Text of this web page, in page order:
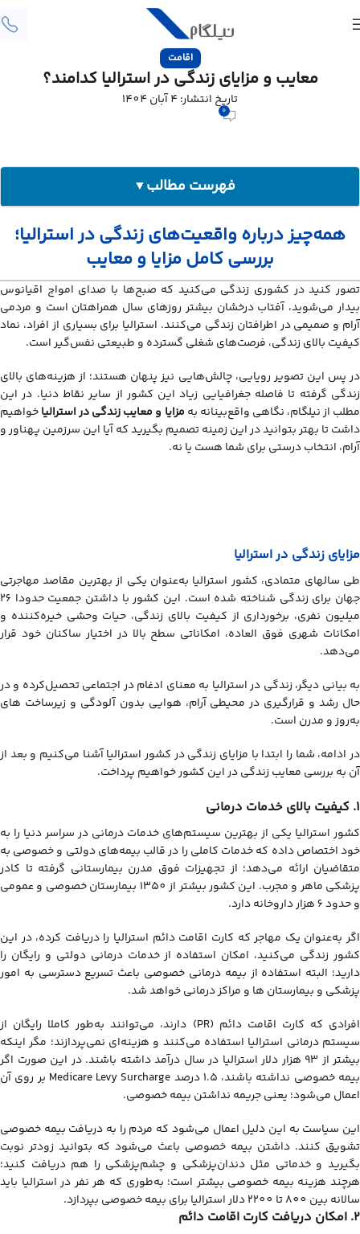
اقامت
معایب و مزایای زندگی در استرالیا کدامند؟
تاریخ انتشار: 4 آبان 1404
0
فهرست مطالب▼
مزایای زندگی در استرالیا
معایب زندگی در استرالیا
همه‌چیز درباره واقعیت‌های زندگی در استرالیا؛
بررسی کامل مزایا و معایب
تصور کنید در کشوری زندگی می‌کنید که صبح‌ها با صدای امواج اقیانوس
بیدار می‌شوید، آفتاب درخشان بیشتر روزهای سال همراهتان است و مردمی
آرام و صمیمی در اطرافتان زندگی می‌کنند. استرالیا برای بسیاری از افراد، نماد
کیفیت بالای زندگی، فرصت‌های شغلی گسترده و طبیعتی نفس‌گیر است.
در پس این تصویر رویایی، چالش‌هایی نیز پنهان هستند؛ از هزینه‌های بالای
زندگی گرفته تا فاصله جغرافیایی زیاد این کشور از سایر نقاط دنیا. در این
مطلب از نیلگام، نگاهی واقع‌بینانه به مزایا و معایب زندگی در استرالیاخواهیم
داشت تا بهتر بتوانید در این زمینه تصمیم بگیرید که آیا این سرزمین پهناور و
آرام، انتخاب درستی برای شما هست یا نه.
مزایای زندگی در استرالیا
طی سالهای متمادی، کشور استرالیا به‌عنوان یکی از بهترین مقاصد مهاجرتی
جهان برای زندگی شناخته شده است. این کشور با داشتن جمعیت حدودا 26
میلیون نفری، برخورداری از کیفیت بالای زندگی، حیات وحشی خیره‌کننده و
امکانات شهری فوق العاده، امکاناتی سطح بالا در اختیار ساکنان خود قرار
می‌دهد.
به بیانی دیگر، زندگی در استرالیا به معنای ادغام در اجتماعی تحصیل‌کرده و در
حال رشد و قرارگیری در محیطی آرام، هوایی بدون آلودگی و زیرساخت های
به‌روز و مدرن است.
در ادامه، شما را ابتدا با مزایای زندگی در کشور استرالیا آشنا می‌کنیم و بعد از
آن به بررسی معایب زندگی در این کشور خواهیم پرداخت.
1. کیفیت بالای خدمات درمانی
کشور استرالیا یکی از بهترین سیستم‌های خدمات درمانی در سراسر دنیا را به
خود اختصاص داده که خدمات کاملی را در قالب بیمه‌های دولتی و خصوصی به
متقاضیان ارائه می‌دهد؛ از تجهیزات فوق مدرن بیمارستانی گرفته تا کادر
پزشکی ماهر و مجرب. این کشور بیشتر از 1350 بیمارستان خصوصی و عمومی
و حدود 6 هزار داروخانه دارد.
اگر به‌عنوان یک مهاجر که کارت اقامت دائم استرالیا را دریافت کرده، در این
کشور زندگی می‌کنید، امکان استفاده از خدمات درمانی دولتی و رایگان را
دارید؛ البته استفاده از بیمه درمانی خصوصی باعث تسریع دسترسی به امور
پزشکی و بیمارستان ها و مراکز درمانی خواهد شد.
افرادی که کارت اقامت دائم (PR) دارند، می‌توانند به‌طور کاملا رایگان از
سیستم درمانی استرالیا استفاده می‌کنند و هزینه‌ای نمی‌پردازند؛ مگر اینکه
بیشتر از 93 هزار دلار استرالیا در سال درآمد داشته باشند. در این صورت اگر
بیمه خصوصی نداشته باشند، 1.5 درصد
Medicare Levy Surcharge بر روی آن
اعمال می‌شود؛ یعنی جریمه نداشتن بیمه خصوصی.
این سیاست به این دلیل اعمال می‌شود که مردم را به دریافت بیمه خصوصی
تشویق کنند. داشتن بیمه خصوصی باعث می‌شود که بتوانید زودتر نوبت
بگیرید و خدماتی مثل دندان‌پزشکی و چشم‌پزشکی را هم دریافت کنید؛
هرچند هزینه بیمه خصوصی بیشتر است؛ به‌طوری که هر نفر در استرالیا باید
سالانه بین 800 تا 2200 دلار استرالیا برای بیمه خصوصی بپردازد.
2. امکان دریافت کارت اقامت دائم